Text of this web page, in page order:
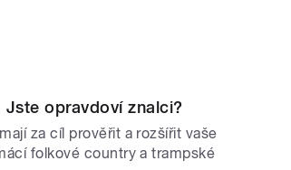
Jste opravdoví znalci?
za cíl prověřit a rozšířit vaše
folkové country a trampské